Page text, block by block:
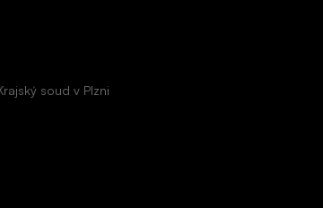
soud v Plzni